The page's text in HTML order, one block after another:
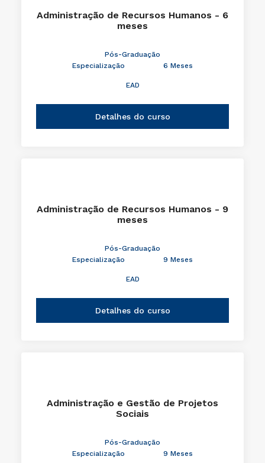
Administração de Recursos Humanos - 6
meses
Pós-Graduação
Especialização
6 Meses
EAD
Detalhes do curso
Administração de Recursos Humanos - 9
meses
Pós-Graduação
Especialização
9 Meses
EAD
Detalhes do curso
Administração e Gestão de Projetos
Sociais
Pós-Graduação
Especialização
9 Meses